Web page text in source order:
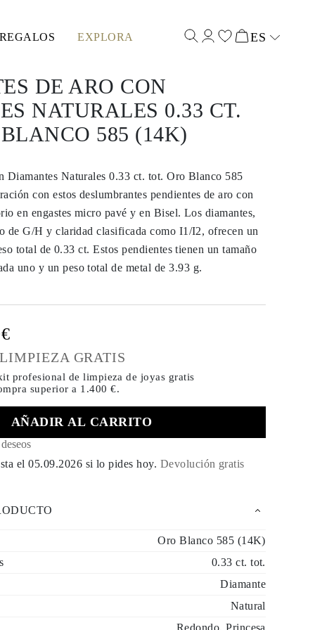
EXPLORA ES
DE ARO CON
NATURALES 0.33 CT.
585 (14K)
Diamantes Naturales 0.33 ct. tot. Oro Blanco 585
con estos deslumbrantes pendientes de aro con
en engastes micro pavé y en Bisel. Los diamantes,
de G/H y claridad clasificada como I1/I2, ofrecen un
total de 0.33 ct. Estos pendientes tienen un tamaño
uno y un peso total de metal de 3.93 g.
GRATIS
profesional de limpieza de joyas gratis
superior a 1.400 €.
AÑADIR AL CARRITO
el05.09.2026 si lo pides hoy. Devolución gratis
Oro Blanco 585 (14K)
0.33 ct. tot.
Diamante
Natural
Redondo, Princesa